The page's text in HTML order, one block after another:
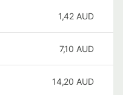
1,42 AUD
7,10 AUD
14,20 AUD